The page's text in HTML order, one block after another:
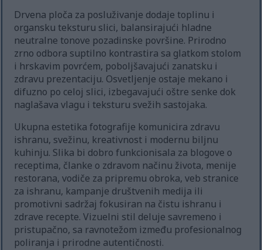
Drvena ploča za posluživanje dodaje toplinu i
organsku teksturu slici, balansirajući hladne
neutralne tonove pozadinske površine. Prirodno
zrno odbora suptilno kontrastira sa glatkom stolom
i hrskavim povrćem, poboljšavajući zanatsku i
zdravu prezentaciju. Osvetljenje ostaje mekano i
difuzno po celoj slici, izbegavajući oštre senke dok
naglašava vlagu i teksturu svežih sastojaka.
Ukupna estetika fotografije komunicira zdravu
ishranu, svežinu, kreativnost i modernu biljnu
kuhinju. Slika bi dobro funkcionisala za blogove o
receptima, članke o zdravom načinu života, menije
restorana, vodiče za pripremu obroka, veb stranice
za ishranu, kampanje društvenih medija ili
promotivni sadržaj fokusiran na čistu ishranu i
zdrave recepte. Vizuelni stil deluje savremeno i
pristupačno, sa ravnotežom između profesionalnog
poliranja i prirodne autentičnosti.